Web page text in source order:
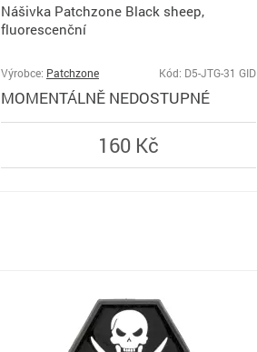
Nášivka Patchzone Black sheep,
fluorescenční
Výrobce: Patchzone Kód: D5-JTG-31 GID
MOMENTÁLNĚ NEDOSTUPNÉ
160 Kč